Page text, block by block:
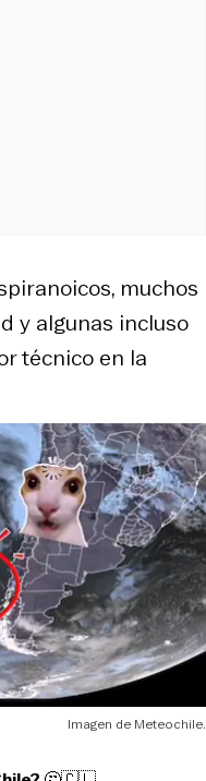
muchos
y algunas incluso
técnico en la
Imagen de Meteochile.